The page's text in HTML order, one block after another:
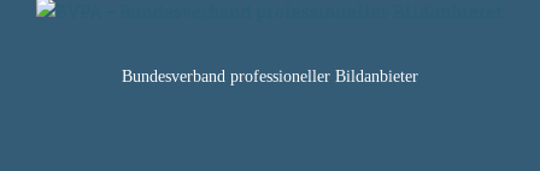
Bundesverband professioneller Bildanbieter